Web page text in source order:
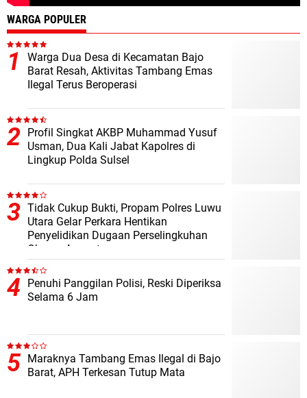
WARGA POPULER
Warga Dua Desa di Kecamatan Bajo
Barat Resah, Aktivitas Tambang Emas
Ilegal Terus Beroperasi
Profil Singkat AKBP Muhammad Yusuf
Usman, Dua Kali Jabat Kapolres di
Lingkup Polda Sulsel
Tidak Cukup Bukti, Propam Polres Luwu
Utara Gelar Perkara Hentikan
Penyelidikan Dugaan Perselingkuhan
Oknum Anggota
Penuhi Panggilan Polisi, Reski Diperiksa
Selama 6 Jam
Maraknya Tambang Emas Ilegal di Bajo
Barat, APH Terkesan Tutup Mata